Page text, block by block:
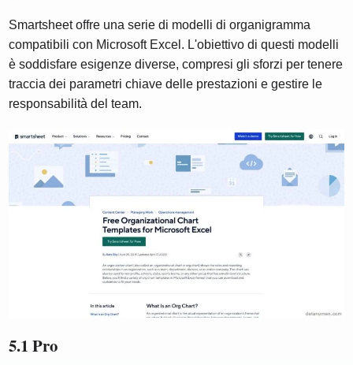
Smartsheet offre una serie di modelli di organigramma
compatibili con Microsoft Excel. L'obiettivo di questi modelli
è soddisfare esigenze diverse, compresi gli sforzi per tenere
traccia dei parametri chiave delle prestazioni e gestire le
responsabilità del team.
5.1 Pro